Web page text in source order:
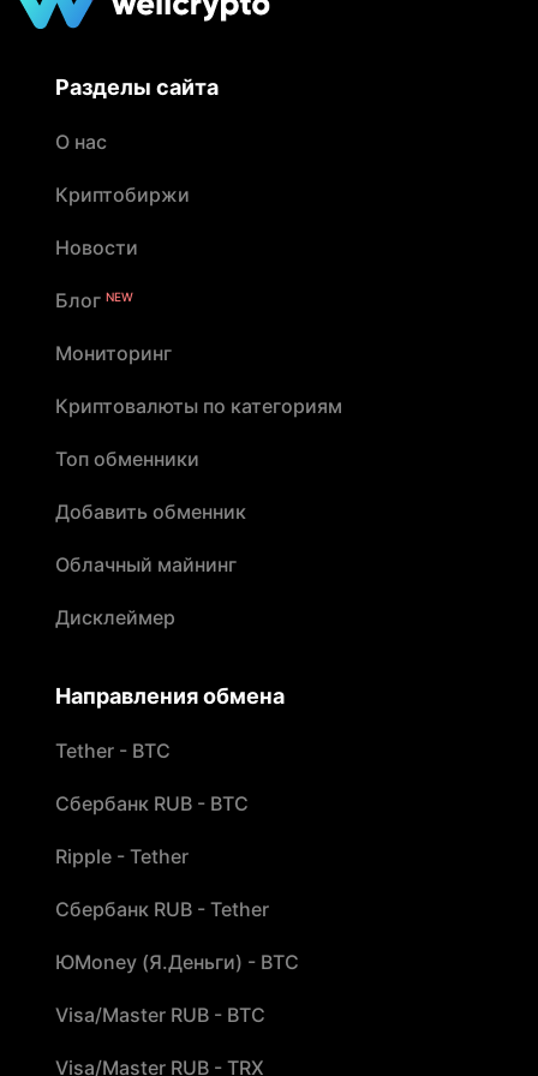
Разделы сайта
О нас
Криптобиржи
Новости
Блог NEW
Мониторинг
Криптовалюты по категориям
Топ обменники
Добавить обменник
Облачный майнинг
Дисклеймер
Направления обмена
Tether - BTC
Сбербанк RUB - BTC
Ripple - Tether
Сбербанк RUB - Tether
ЮMoney (Я.Деньги) - BTC
Visa/Master RUB - BTC
Visa/Master RUB - TRX